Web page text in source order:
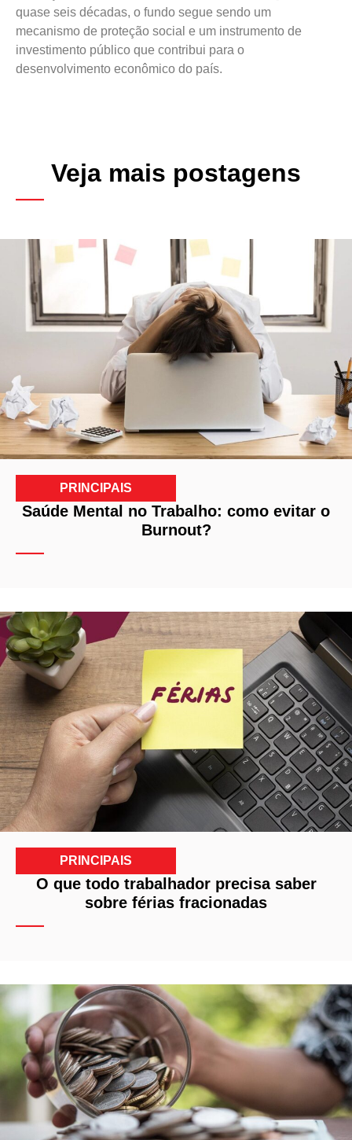
quase seis décadas, o fundo segue sendo um
mecanismo de proteção social e um instrumento de
investimento público que contribui para o
desenvolvimento econômico do país.
Veja mais postagens
PRINCIPAIS
Saúde Mental no Trabalho: como evitar o
Burnout?
PRINCIPAIS
O que todo trabalhador precisa saber
sobre férias fracionadas